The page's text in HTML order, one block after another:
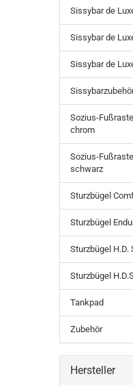
Sissybar de
Sissybar de
Sissybar de
Sozius-
chrom
Sozius-
schwarz
Sturzbügel
Sturzbügel
Sturzbügel H.D.
Sturzbügel
Tankpad
Zubehör
Hersteller